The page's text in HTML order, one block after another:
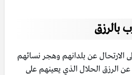
بالرزق
الارتحال عن بلدانهم وهجر نسائهم
عن الرزق الحلال الذي يعينهم على